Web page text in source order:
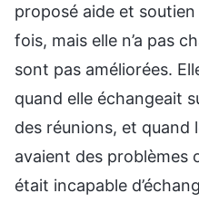
proposé aide et
fois, mais elle n’a pas
sont pas améliorées.
quand elle échangeait
des réunions, et
avaient des problèmes
était incapable